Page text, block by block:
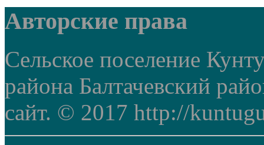
Авторские права
Сельское поселение
района Балтачевский
сайт. © 2017 http://